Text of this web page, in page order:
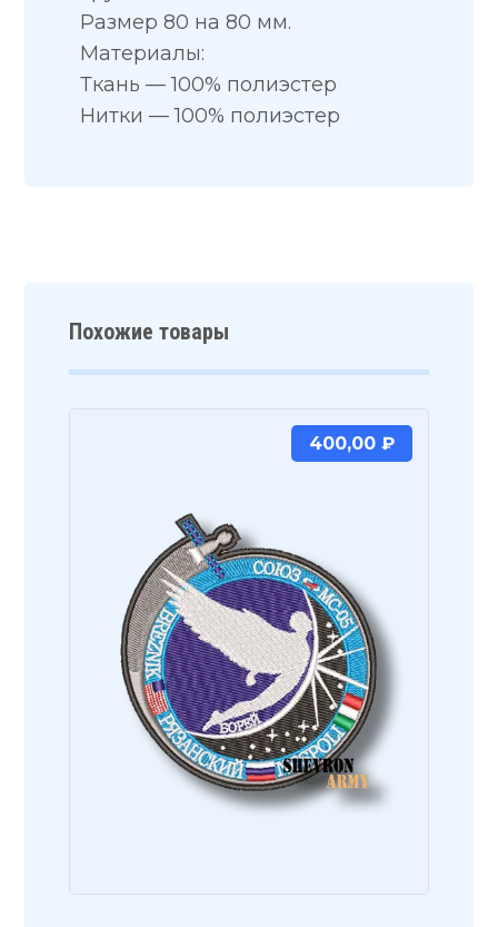
Размер 80 на 80 мм.
Материалы:
Ткань — 100% полиэстер
Нитки — 100% полиэстер
Похожие товары
400,00 ₽